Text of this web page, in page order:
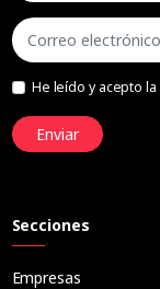
He leído y acepto la
Enviar
Secciones
Empresas